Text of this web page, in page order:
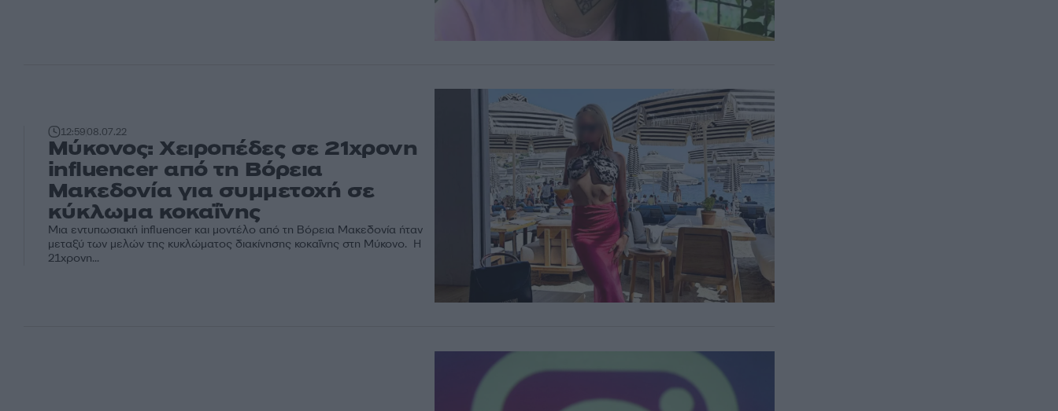
12:5908.07.22
Μύκονος: Χειροπέδες σε 21χρονη
influencer από τη Βόρεια
Μακεδονία για συμμετοχή σε
κύκλωμα κοκαΐνης
Μια εντυπωσιακή influencer και μοντέλο από τη Βόρεια Μακεδονία ήταν
μεταξύ των μελών της κυκλώματος διακίνησης κοκαΐνης στη Μύκονο. Η
21χρονη...